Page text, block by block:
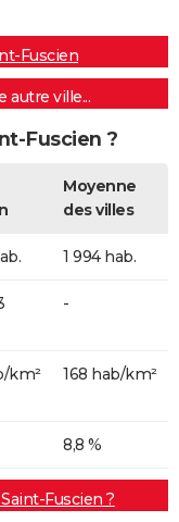
Fuscien
autre ville...
Fuscien ?
Moyenne
des villes
1 994 hab.
-
km² 168 hab/km²
8,8 %
Fuscien ?